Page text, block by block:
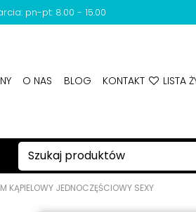
pn-pt: 8.00 - 15.00
O NAS BLOG KONTAKT LISTA
KĄPIELOWY JEDNOCZĘŚCIOWY SEXY